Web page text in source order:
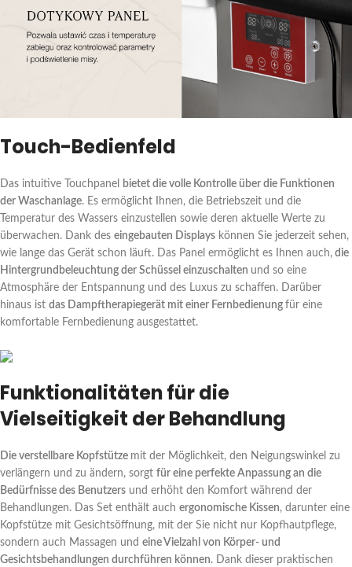
Touch-Bedienfeld
Das intuitive Touchpanel
bietet die volle Kontrolle über die Funktionen
der Waschanlage. Es ermöglicht Ihnen, die Betriebszeit und die
Temperatur des Wassers einzustellen sowie deren aktuelle Werte zu
überwachen. Dank des eingebauten Displays können Sie jederzeit sehen,
wie lange das Gerät schon läuft. Das Panel ermöglicht es Ihnen auch, die
Hintergrundbeleuchtung der Schüssel einzuschalten und so eine
Atmosphäre der Entspannung und des Luxus zu schaffen. Darüber
hinaus ist das Dampftherapiegerät mit einer Fernbedienung für eine
komfortable Fernbedienung ausgestattet.
Funktionalitäten für die
Vielseitigkeit der Behandlung
Die verstellbare Kopfstütze mit der Möglichkeit, den Neigungswinkel zu
verlängern und zu ändern, sorgt für eine perfekte Anpassung an die
Bedürfnisse des Benutzers und erhöht den Komfort während der
Behandlungen. Das Set enthält auch ergonomische Kissen, darunter eine
Kopfstütze mit Gesichtsöffnung, mit der Sie nicht nur Kopfhautpflege,
sondern auch Massagen und eine Vielzahl von Körper- und
Gesichtsbehandlungen durchführen können. Dank dieser praktischen